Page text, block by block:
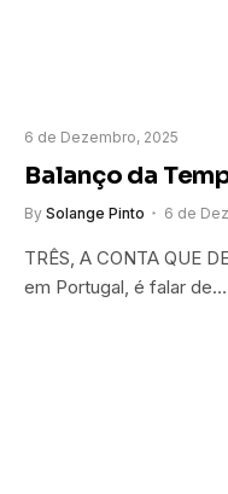
6 de Dezembro, 2025
Balanço da
By Solange Pinto 6 de
TRÊS, A CONTA QUE
em Portugal, é falar de…